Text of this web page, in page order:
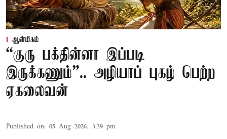
ஆன்மிகம்
“குரு பக்தின்னா இப்படி
இருக்கணும்”.. அழியாப் புகழ் பெற்ற
ஏகலைவன்
Published on: 05 Aug 2026, 3:39 pm